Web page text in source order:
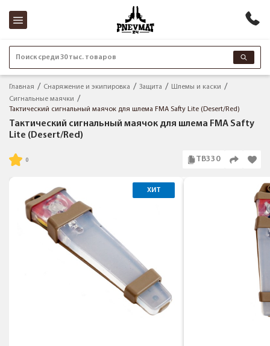
Поиск среди 30 тыс. товаров
Главная Снаряжение и экипировка Защита
Шлемы и каски
Сигнальные маячки
Тактический сигнальный маячок для шлема FMA Safty Lite (Desert/Red)
Тактический сигнальный маячок для шлема FMA Safty
Lite (Desert/Red)
TB330
ХИТ